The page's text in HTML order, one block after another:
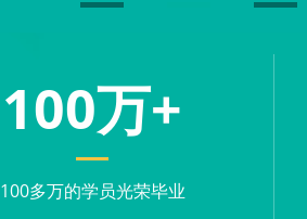
100万+
100多万的学员光荣毕业